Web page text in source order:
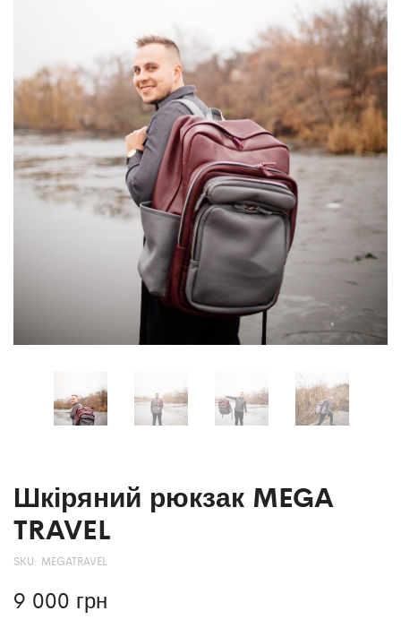
Шкіряний рюкзак MEGA
TRAVEL
SKU: MEGATRAVEL
9 000 грн